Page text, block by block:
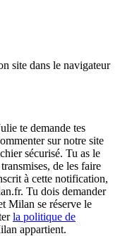
site dans le navigateur
te demande tes
sur notre site
sécurisé. Tu as le
de les faire
à cette notification,
Tu dois demander
Milan se réserve le
la politique de
appartient.